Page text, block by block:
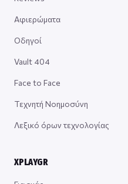
Αφιερώματα
Οδηγοί
Vault 404
Face to Face
Τεχνητή Νοημοσύνη
Λεξικό όρων τεχνολογίας
XPLAYGR